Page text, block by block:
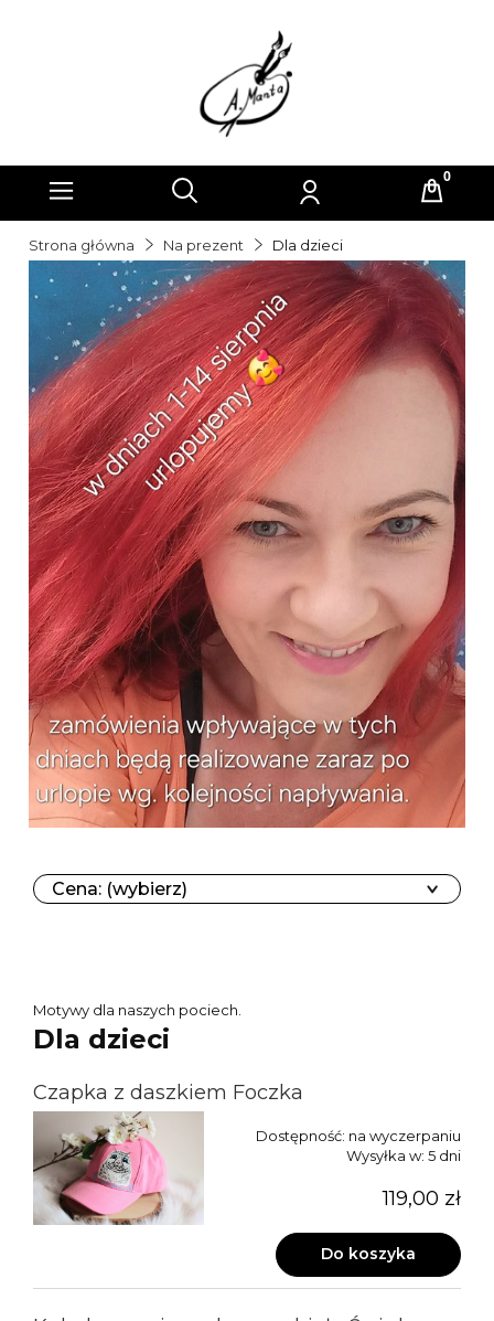
Strona główna Na prezent Dla dzieci
Cena: (wybierz)
Motywy dla naszych pociech.
Dla dzieci
Czapka z daszkiem Foczka
Dostępność: na wyczerpaniu
Wysyłka w: 5 dni
119,00 zł
Do koszyka